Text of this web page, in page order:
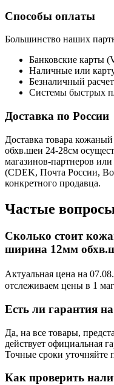
Способы оплаты
Большинство наших
Банковские карты
Наличные или
Безналичный
Системы быстрых
Доставка по России
Доставка товара
обхв.шеи 24-28см
магазинов-партнеров
(CDEK, Почта России,
конкретного продавца.
Частые
Сколько стоит
ширина 12мм
Актуальная цена на
отслеживаем цены в 1
Есть ли гарантия
Да, на все товары,
действует официальная
Точные сроки уточняйте
Как проверить